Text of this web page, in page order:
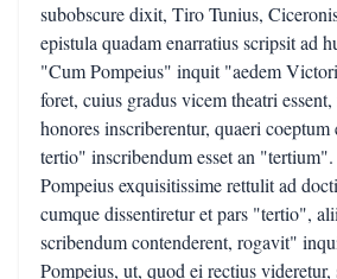
subobscure dixit, Tiro Tunius,
epistula quadam enarratius scripsit ad
"Cum Pompeius" inquit "aedem
foret, cuius gradus vicem theatri
honores inscriberentur, quaeri
tertio" inscribendum esset an
Pompeius exquisitissime rettulit ad
cumque dissentiretur et pars "tertio",
scribendum contenderent, rogavit"
Pompeius, ut, quod ei rectius